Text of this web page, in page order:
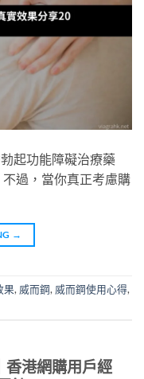
起功能障礙治療藥
過，當你真正考慮購
→
果, 威而鋼, 威而鋼使用心得,
香港網購用戶經